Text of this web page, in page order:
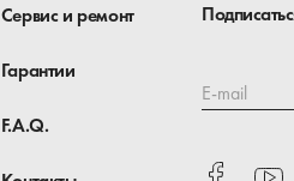
Сервис и ремонт
Гарантии
F.A.Q.
E-mail